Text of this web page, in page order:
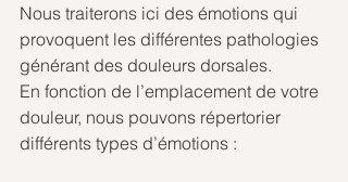
Nous traiterons ici des émotions qui
provoquent les différentes pathologies
générant des douleurs dorsales.
En fonction de l’emplacement de votre
douleur, nous pouvons répertorier
différents types d’émotions :